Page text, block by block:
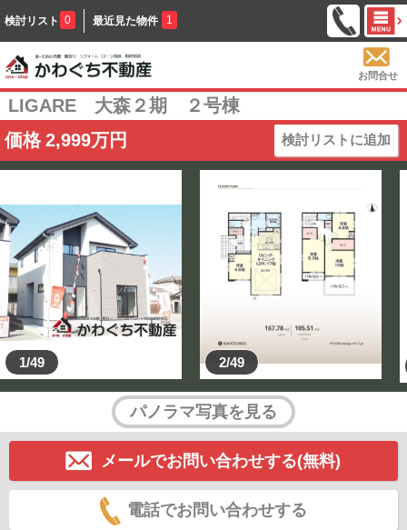
検討リスト 0 最近見た物件 1
お問合せ
LIGARE 大森２期 ２号棟
価格 2,999万円 検討リストに追加
1/49 2/49
パノラマ写真を見る
メールでお問い合わせする(無料)
電話でお問い合わせする